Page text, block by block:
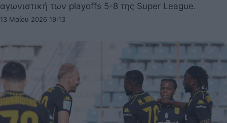
αγωνιστική των playoffs 5-8 της Super League.
13 Μαΐου 2026 19:13